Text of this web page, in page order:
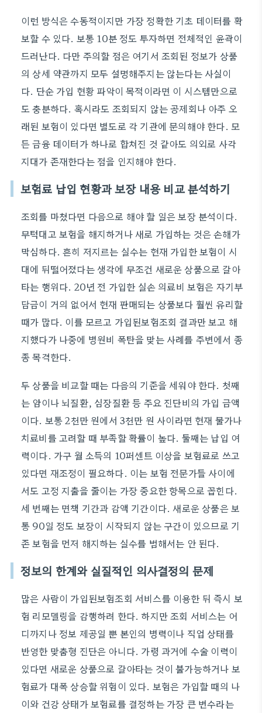
이런 방식은 수동적이지만 가장 정확한 기초 데이터를 확
보할 수 있다. 보통 10분 정도 투자하면 전체적인 윤곽이
드러난다. 다만 주의할 점은 여기서 조회된 정보가 상품
의 상세 약관까지 모두 설명해주지는 않는다는 사실이
다. 단순 가입 현황 파악이 목적이라면 이 시스템만으로
도 충분하다. 혹시라도 조회되지 않는 공제회나 아주 오
래된 보험이 있다면 별도로 각 기관에 문의해야 한다. 모
든 금융 데이터가 하나로 합쳐진 것 같아도 의외로 사각
지대가 존재한다는 점을 인지해야 한다.
보험료 납입 현황과 보장 내용 비교 분석하기
조회를 마쳤다면 다음으로 해야 할 일은 보장 분석이다.
무턱대고 보험을 해지하거나 새로 가입하는 것은 손해가
막심하다. 흔히 저지르는 실수는 현재 가입한 보험이 시
대에 뒤떨어졌다는 생각에 무조건 새로운 상품으로 갈아
타는 행위다. 20년 전 가입한 실손 의료비 보험은 자기부
담금이 거의 없어서 현재 판매되는 상품보다 훨씬 유리할
때가 많다. 이를 모르고 가입된보험조회 결과만 보고 해
지했다가 나중에 병원비 폭탄을 맞는 사례를 주변에서 종
종 목격한다.
두 상품을 비교할 때는 다음의 기준을 세워야 한다. 첫째
는 암이나 뇌질환, 심장질환 등 주요 진단비의 가입 금액
이다. 보통 2천만 원에서 3천만 원 사이라면 현재 물가나
치료비를 고려할 때 부족할 확률이 높다. 둘째는 납입 여
력이다. 가구 월 소득의 10퍼센트 이상을 보험료로 쓰고
있다면 재조정이 필요하다. 이는 보험 전문가들 사이에
서도 고정 지출을 줄이는 가장 중요한 항목으로 꼽힌다.
세 번째는 면책 기간과 감액 기간이다. 새로운 상품은 보
통 90일 정도 보장이 시작되지 않는 구간이 있으므로 기
존 보험을 먼저 해지하는 실수를 범해서는 안 된다.
정보의 한계와 실질적인 의사결정의 문제
많은 사람이 가입된보험조회 서비스를 이용한 뒤 즉시 보
험 리모델링을 감행하려 한다. 하지만 조회 서비스는 어
디까지나 정보 제공일 뿐 본인의 병력이나 직업 상태를
반영한 맞춤형 진단은 아니다. 가령 과거에 수술 이력이
있다면 새로운 상품으로 갈아타는 것이 불가능하거나 보
험료가 대폭 상승할 위험이 있다. 보험은 가입할 때의 나
이와 건강 상태가 보험료를 결정하는 가장 큰 변수라는